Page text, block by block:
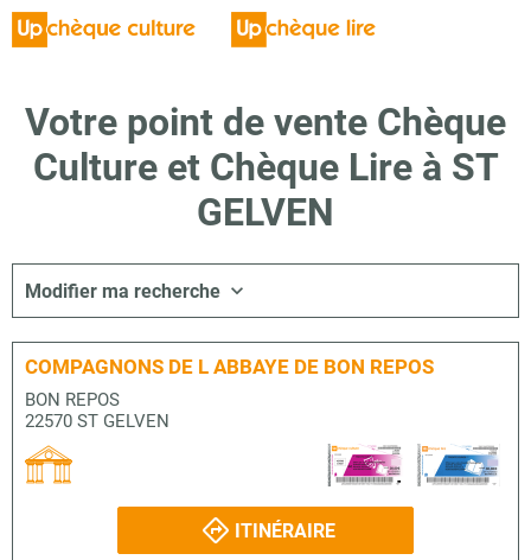
Votre point de vente Chèque
Culture et Chèque Lire à ST
GELVEN
Modifier ma recherche
COMPAGNONS DE L ABBAYE DE BON REPOS
BON REPOS
22570 ST GELVEN
ITINÉRAIRE